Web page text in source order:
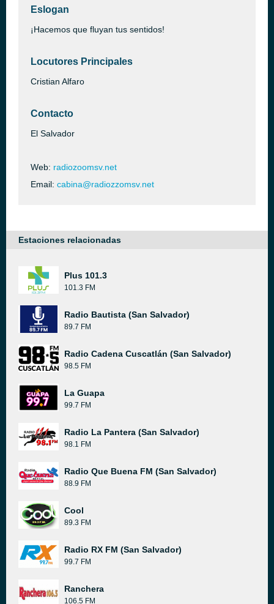
Eslogan
¡Hacemos que fluyan tus sentidos!
Locutores Principales
Cristian Alfaro
Contacto
El Salvador
Web: radiozoomsv.net
Email: cabina@radiozzomsv.net
Estaciones relacionadas
Plus 101.3
101.3 FM
Radio Bautista (San Salvador)
89.7 FM
Radio Cadena Cuscatlán (San Salvador)
98.5 FM
La Guapa
99.7 FM
Radio La Pantera (San Salvador)
98.1 FM
Radio Que Buena FM (San Salvador)
88.9 FM
Cool
89.3 FM
Radio RX FM (San Salvador)
99.7 FM
Ranchera
106.5 FM